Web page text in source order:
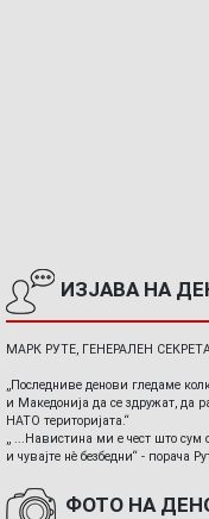
ИЗЈАВА НА
МАРК РУТЕ, ГЕНЕРАЛЕН
„Последниве денови гледаме
и Македонија да се здружат, да
НАТО територијата.“
„ ...Навистина ми е чест што сум
и чувајте нè безбедни“ - порача
ФОТО НА